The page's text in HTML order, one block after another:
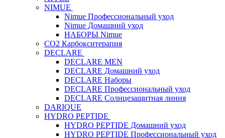
NIMUE
Nimue Профессиональный уход
Nimue Домашний уход
НАБОРЫ Nimue
CO2 Карбокситерапия
DECLARE
DECLARE MEN
DECLARE Домашний уход
DECLARE Наборы
DECLARE Профессиональный уход
DECLARE Солнцезащитная линия
DARIQUE
HYDRO PEPTIDE
HYDRO PEPTIDE Домашний уход
HYDRO PEPTIDE Профессиональный уход